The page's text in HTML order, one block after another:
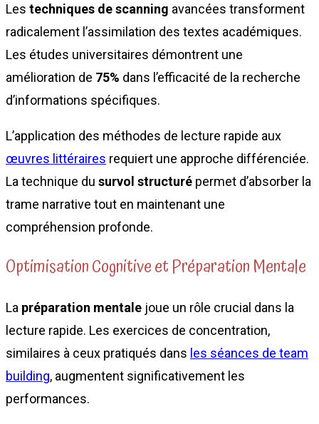
Les techniques de scanning avancées transforment
radicalement l’assimilation des textes académiques.
Les études universitaires démontrent une
amélioration de 75% dans l’efficacité de la recherche
d’informations spécifiques.
L’application des méthodes de lecture rapide aux
œuvres littéraires requiert une approche différenciée.
La technique du survol structuré permet d’absorber la
trame narrative tout en maintenant une
compréhension profonde.
Optimisation Cognitive et Préparation Mentale
La préparation mentale joue un rôle crucial dans la
lecture rapide. Les exercices de concentration,
similaires à ceux pratiqués dans les séances de team
building, augmentent significativement les
performances.